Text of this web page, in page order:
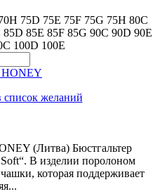
75D 75E 75F 75G 75H 80C
85D 85E 85F 85G 90C 90D 90E
100D 100E
список желаний
(Литва) Бюстгальтер
В изделии поролоном
которая поддерживает